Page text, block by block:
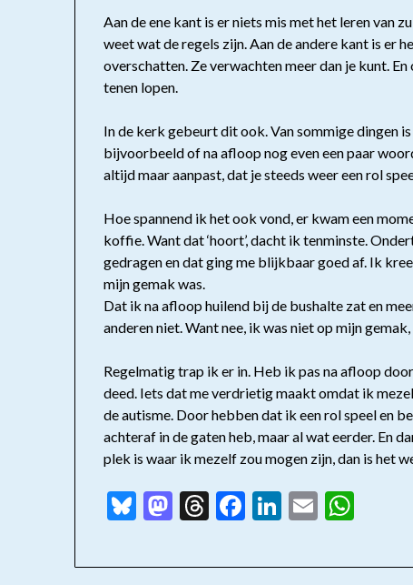
Aan de ene kant is er niets mis met het leren van
weet wat de regels zijn. Aan de andere kant is er
overschatten. Ze verwachten meer dan je kunt.
tenen lopen.
In de kerk gebeurt dit ook. Van sommige dingen
bijvoorbeeld of na afloop nog even een paar
altijd maar aanpast, dat je steeds weer een rol
Hoe spannend ik het ook vond, er kwam een
koffie. Want dat ‘hoort’, dacht ik tenminste.
gedragen en dat ging me blijkbaar goed af. Ik
mijn gemak was.
Dat ik na afloop huilend bij de bushalte zat en
anderen niet. Want nee, ik was niet op mijn
Regelmatig trap ik er in. Heb ik pas na afloop
deed. Iets dat me verdrietig maakt omdat ik
de autisme. Door hebben dat ik een rol speel en
achteraf in de gaten heb, maar al wat eerder. En
plek is waar ik mezelf zou mogen zijn, dan is het
Bluesky
Mastodon
Threads
Facebook
LinkedIn
Email